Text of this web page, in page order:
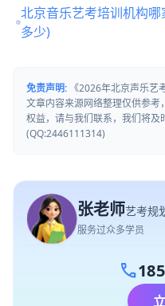
北京音乐艺考培训机构
多少)
免责声明: 《2026年北京声乐艺
文章内容来源网络整理仅供参
权益，请与我们联系，我们将及
(QQ:2446111314)
张老师艺考规
服务过众多学员
call